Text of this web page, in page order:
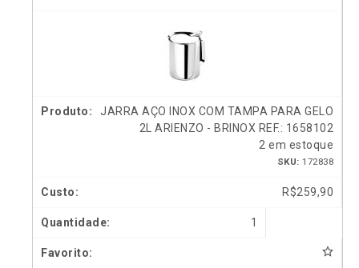
JARRA AÇO INOX COM TAMPA PARA GELO
2L ARIENZO - BRINOX REF.: 1658102
2 em estoque
SKU: 172838
R$259,90
1